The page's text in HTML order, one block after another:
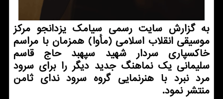
به گزارش سایت رسمی سیامك یزدانجو مركز
موسیقی انقلاب اسلامی (مأوا) همزمان با مراسم
خاكسپاری سردار شهید سپهبد حاج قاسم
سلیمانی یك نماهنگ جدید دیگر را برای سرود
مرد نبرد با هنرنمایی گروه سرود ندای ثامن
منتشر نمود.